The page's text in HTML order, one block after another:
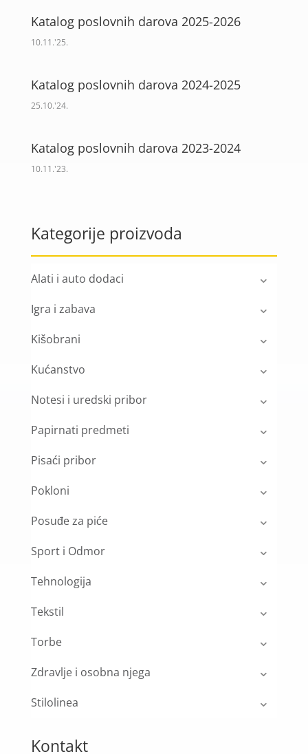
Katalog poslovnih darova 2025-2026
10.11.'25.
Katalog poslovnih darova 2024-2025
25.10.'24.
Katalog poslovnih darova 2023-2024
10.11.'23.
Kategorije proizvoda
Alati i auto dodaci
Igra i zabava
Kišobrani
Kućanstvo
Notesi i uredski pribor
Papirnati predmeti
Pisaći pribor
Pokloni
Posuđe za piće
Sport i Odmor
Tehnologija
Tekstil
Torbe
Zdravlje i osobna njega
Stilolinea
Kontakt